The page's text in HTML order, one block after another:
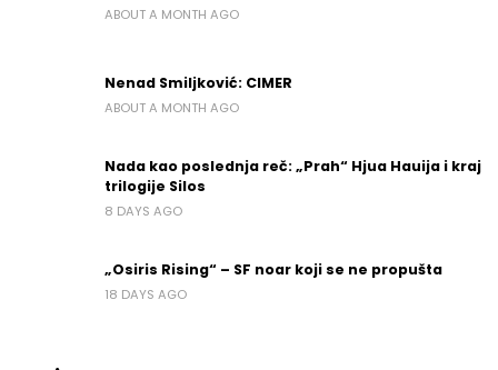
ABOUT A MONTH AGO
Nenad Smiljković: CIMER
ABOUT A MONTH AGO
Nada kao poslednja reč: „Prah“ Hjua Hauija i kraj
trilogije Silos
8 DAYS AGO
„Osiris Rising“ – SF noar koji se ne propušta
18 DAYS AGO